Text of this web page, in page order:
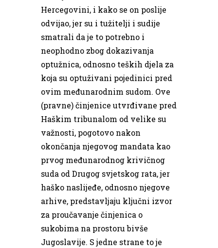
Hercegovini, i kako se on poslije
odvijao, jer su i tužitelji i sudije
smatrali da je to potrebno i
neophodno zbog dokazivanja
optužnica, odnosno teških djela za
koja su optuživani pojedinici pred
ovim međunarodnim sudom. Ove
(pravne) činjenice utvrđivane pred
Haškim tribunalom od velike su
važnosti, pogotovo nakon
okončanja njegovog mandata kao
prvog međunarodnog krivičnog
suda od Drugog svjetskog rata, jer
haško naslijeđe, odnosno njegove
arhive, predstavljaju ključni izvor
za proučavanje činjenica o
sukobima na prostoru bivše
Jugoslavije. S jedne strane to je